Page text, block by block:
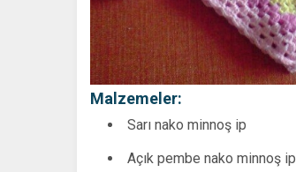
Malzemeler:
Sarı nako minnoş ip
Açık pembe nako minnoş ip